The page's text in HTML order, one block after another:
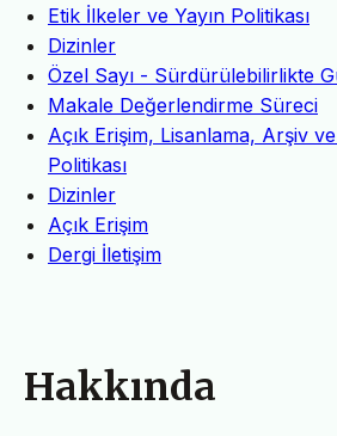
Etik İlkeler ve Yayın Politikası
Dizinler
Özel Sayı - Sürdürülebilirlikte
Makale Değerlendirme Süreci
Açık Erişim, Lisanlama, Arşiv
Politikası
Dizinler
Açık Erişim
Dergi İletişim
Hakkında